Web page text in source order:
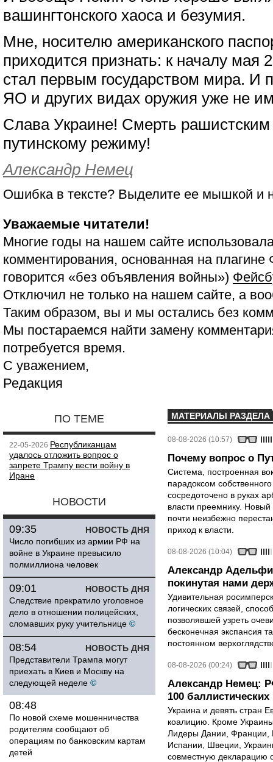
вашингтонского хаоса и безумия.
Мне, носителю американского
приходится признать: к началу мая
стал первым государством мира. И
ЯО и других видах оружия уже не
Слава Украине! Смерть рашистским
путинскому режиму!
Александр Немец
Ошибка в тексте? Выделите ее мышкой и
Уважаемые читатели!
Многие годы на нашем сайте
комментирования, основанная на
говорится «без объявления войны»)
Отключил не только на нашем сайте, а
Таким образом, вы и мы остались без
Мы постараемся найти замену
потребуется время.
С уважением,
Редакция
ПО ТЕМЕ
22-05-2026 Республиканцам
удалось отложить вопрос о
запрете Трампу вести войну в
Иране
НОВОСТИ
НОВОСТЬ ДНЯ
09:35
Число погибших из армии РФ на
войне в Украине превысило
полмиллиона человек
НОВОСТЬ ДНЯ
09:01
Следствие прекратило уголовное
дело в отношении полицейских,
сломавших руку учительнице ©
НОВОСТЬ ДНЯ
08:54
Представители Трампа могут
приехать в Киев и Москву на
следующей неделе ©
08:48
По новой схеме мошенничества
родителям сообщают об
операциям по банковским картам
детей
МАТЕРИАЛЫ РАЗДЕЛА
08-08-2026 (10:57)
Почему вопрос о
Система, построенная
парадоксом
сосредоточено в руках
власти преемнику.
почти неизбежно
приход к власти.
08-08-2026 (10:04)
Александр
покинутая нами
Удивительная
логических связей,
позволявшей узреть
бесконечная экспансия
постоянном
08-08-2026 (00:24)
Александр Немец:
100 баллистических
Украина и девять стран
коалицию. Кроме
Лидеры Дании, Франции,
Испании, Швеции,
совместную декларацию